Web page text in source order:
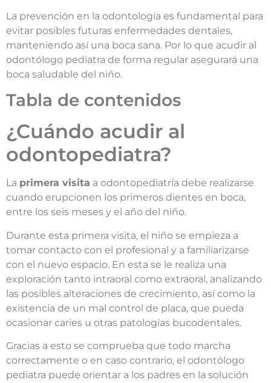
La prevención en la odontología es fundamental para
evitar posibles futuras enfermedades dentales,
manteniendo así una boca sana. Por lo que acudir al
odontólogo pediatra de forma regular asegurará una
boca saludable del niño.
Tabla de contenidos
¿Cuándo acudir al
odontopediatra?
La primera visita a odontopediatría debe realizarse
cuando erupcionen los primeros dientes en boca,
entre los seis meses y el año del niño.
Durante esta primera visita, el niño se empieza a
tomar contacto con el profesional y a familiarizarse
con el nuevo espacio. En esta se le realiza una
exploración tanto intraoral como extraoral, analizando
las posibles alteraciones de crecimiento, así como la
existencia de un mal control de placa, que pueda
ocasionar caries u otras patologías bucodentales.
Gracias a esto se comprueba que todo marcha
correctamente o en caso contrario, el odontólogo
pediatra puede orientar a los padres en la solución